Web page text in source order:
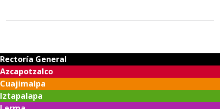
Rectoría General
Azcapotzalco
Cuajimalpa
Iztapalapa